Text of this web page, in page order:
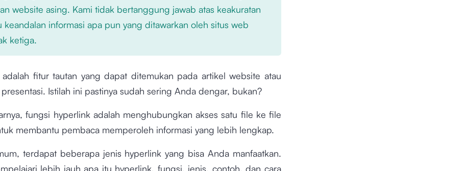
website asing. Kami tidak bertanggung jawab atas keakuratan
keandalan informasi apa pun yang ditawarkan oleh situs web
ketiga.
adalah fitur tautan yang dapat ditemukan pada artikel website atau
Istilah ini pastinya sudah sering Anda dengar, bukan?
fungsi hyperlink adalah menghubungkan akses satu file ke file
membantu pembaca memperoleh informasi yang lebih lengkap.
terdapat beberapa jenis hyperlink yang bisa Anda manfaatkan.
lebih jauh apa itu hyperlink, fungsi, jenis, contoh, dan cara